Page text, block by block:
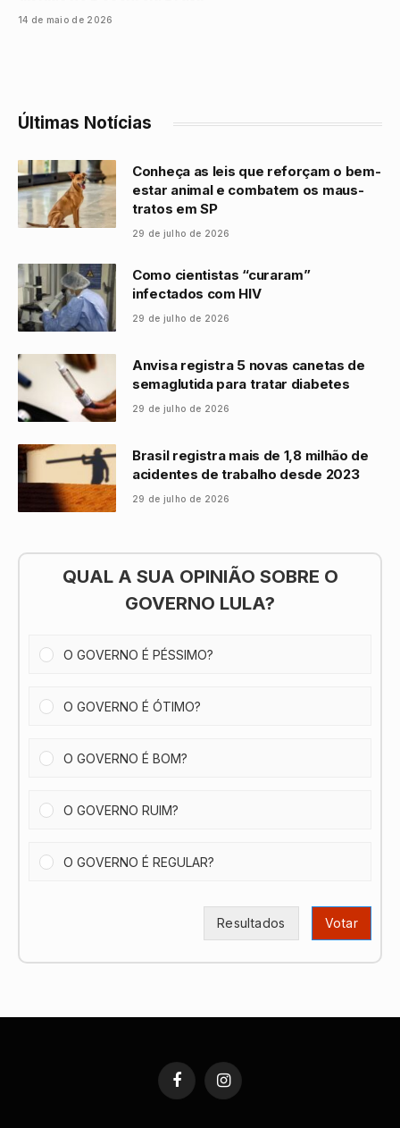
14 de maio de 2026
Últimas Notícias
Conheça as leis que reforçam o bem-
estar animal e combatem os maus-
tratos em SP
29 de julho de 2026
Como cientistas “curaram”
infectados com HIV
29 de julho de 2026
Anvisa registra 5 novas canetas de
semaglutida para tratar diabetes
29 de julho de 2026
Brasil registra mais de 1,8 milhão de
acidentes de trabalho desde 2023
29 de julho de 2026
QUAL A SUA OPINIÃO SOBRE O
GOVERNO LULA?
O GOVERNO É PÉSSIMO?
O GOVERNO É ÓTIMO?
O GOVERNO É BOM?
O GOVERNO RUIM?
O GOVERNO É REGULAR?
Resultados Votar
FacebookInstagram